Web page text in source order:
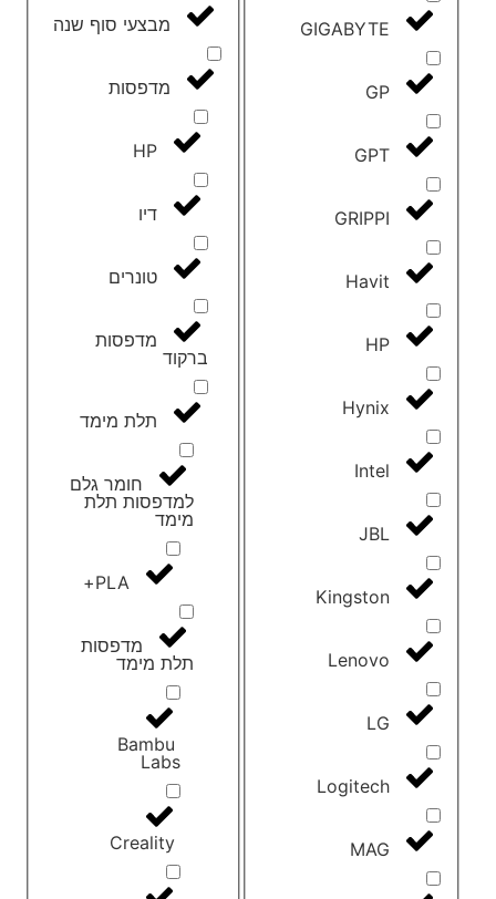
GIGABYTE
GP
GPT
GRIPPI
Havit
HP
Hynix
Intel
JBL
Kingston
Lenovo
LG
Logitech
MAG
מבצעי סוף שנה
מדפסות
HP
דיו
טונרים
מדפסות
ברקוד
תלת מימד
חומר גלם
למדפסות תלת
מימד
PLA+
מדפסות
תלת מימד
Bambu
Labs
Creality